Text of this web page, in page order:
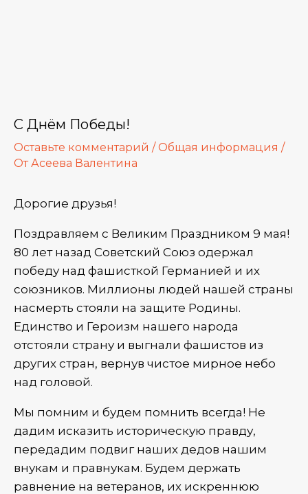
С Днём Победы!
Оставьте комментарий /Общая информация /
ОтАсеева Валентина
Дорогие друзья!
Поздравляем с Великим Праздником 9 мая!
80 лет назад Советский Союз одержал
победу над фашисткой Германией и их
союзников. Миллионы людей нашей страны
насмерть стояли на защите Родины.
Единство и Героизм нашего народа
отстояли страну и выгнали фашистов из
других стран, вернув чистое мирное небо
над головой.
Мы помним и будем помнить всегда! Не
дадим исказить историческую правду,
передадим подвиг наших дедов нашим
внукам и правнукам. Будем держать
равнение на ветеранов, их искреннюю